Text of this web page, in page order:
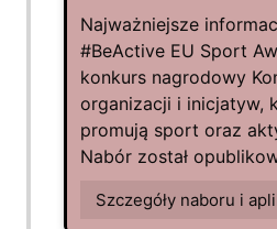
Najważniejsze
#BeActive EU Sport
konkurs nagrodowy
organizacji i inicjatyw,
promują sport oraz
Nabór został
Szczegóły naboru i